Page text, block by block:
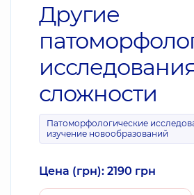
Другие
сложности
Патоморфологические
изучение новообразований
Цена (грн): 2190 грн